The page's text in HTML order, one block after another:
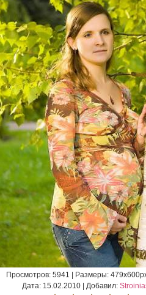
Просмотров: 5941 | Размеры:
Дата: 15.02.2010 | Добавил: